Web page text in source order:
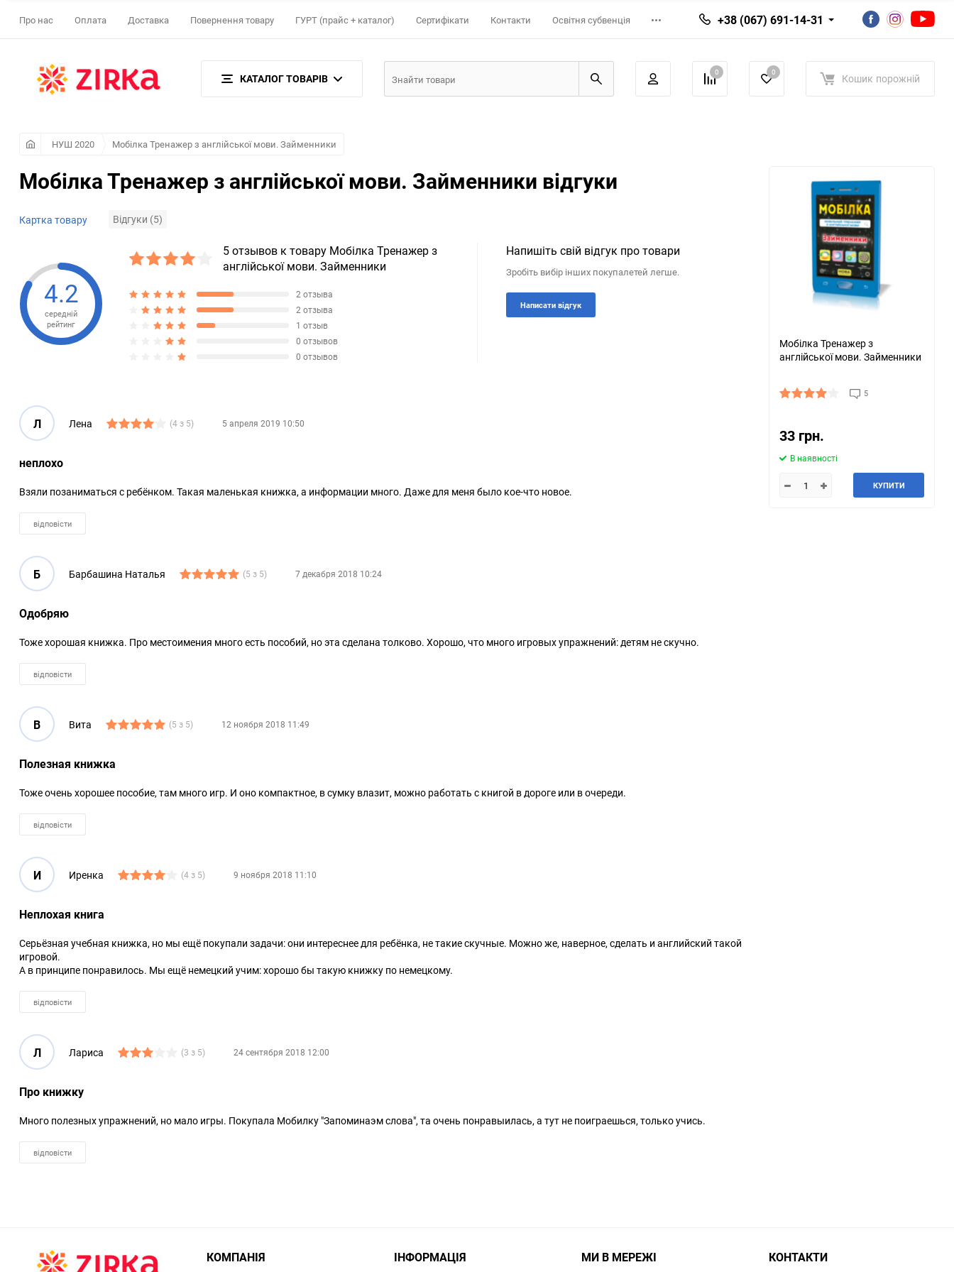
Про нас Оплата Доставка Повернення товару ГУРТ (прайс + каталог) Сертифікати Контакти Освітня субвенція +38 (067) 691-14-31
КАТАЛОГ ТОВАРІВ 0 0 Кошик порожній
НУШ 2020 Мобілка Тренажер з англійської мови. Займенники
Мобілка Тренажер з англійської мови. Займенники відгуки
Картка товару Відгуки (5)
4.2
середній
рейтинг
5 отзывов к товару Мобілка Тренажер з
англійської мови. Займенники
2 отзыва
2 отзыва
1 отзыв
0 отзывов
0 отзывов
Напишіть свій відгук про товари
Зробіть вибір інших покупалетей легше.
Написати відгук
Л Лена (4 з 5) 5 апреля 2019 10:50
неплохо
Взяли позаниматься с ребёнком. Такая маленькая книжка, а информации много. Даже для меня было кое-что новое.
відповісти
Б Барбашина Наталья (5 з 5) 7 декабря 2018 10:24
Одобряю
Тоже хорошая книжка. Про местоимения много есть пособий, но эта сделана толково. Хорошо, что много игровых упражнений: детям не скучно.
відповісти
В Вита (5 з 5) 12 ноября 2018 11:49
Полезная книжка
Тоже очень хорошее пособие, там много игр. И оно компактное, в сумку влазит, можно работать с книгой в дороге или в очереди.
відповісти
И Иренка (4 з 5) 9 ноября 2018 11:10
Неплохая книга
Серьёзная учебная книжка, но мы ещё покупали задачи: они интереснее для ребёнка, не такие скучные. Можно же, наверное, сделать и английский такой
игровой.
А в принципе понравилось. Мы ещё немецкий учим: хорошо бы такую книжку по немецкому.
відповісти
Л Лариса (3 з 5) 24 сентября 2018 12:00
Про книжку
Много полезных упражнений, но мало игры. Покупала Мобилку "Запоминаэм слова", та очень понравыилась, а тут не поиграешься, только учись.
відповісти
Мобілка Тренажер з
англійської мови. Займенники
5
33 грн.
В наявності
КУПИТИ
КОМПАНІЯ ІНФОРМАЦІЯ МИ В МЕРЕЖІ КОНТАКТИ